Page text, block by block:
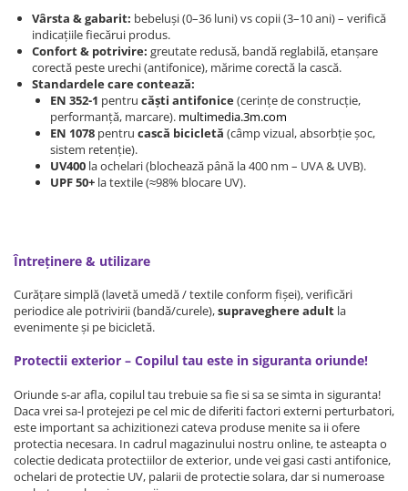
Palarii protectie UV
Accesorii plaja
Puericultura mare
Somnul bebelusului
Carucioare si scaune auto
Tarcuri copii / bebelusi
Scaune masa
Accesorii bebelusi / nou-nascuti
Perne si saltele bebelusi
Diversificare bebelusi
Maternitate
Jucarii copii si jocuri educative
Jucarii dentitie
Jocuri educative
Jucarii bebelusi
Vârsta & gabarit: bebeluși (0–36 luni) vs copii (3–10 ani) – verifică
indicațiile fiecărui produs.
Confort & potrivire: greutate redusă, bandă reglabilă, etanșare
corectă peste urechi (antifonice), mărime corectă la cască.
Standardele care contează:
EN 352-1 pentru căști antifonice(cerințe de construcție,
performanță, marcare). multimedia.3m.com
EN 1078 pentru cască bicicletă (câmp vizual, absorbție șoc,
sistem retenție).
UV400 la ochelari (blochează până la 400 nm – UVA & UVB).
UPF 50+ la textile (≈98% blocare UV).
Întreținere & utilizare
Curățare simplă (lavetă umedă / textile conform fișei), verificări
periodice ale potrivirii (bandă/curele),supraveghere adult la
evenimente și pe bicicletă.
Protectii exterior – Copilul tau este in siguranta oriunde!
Oriunde s-ar afla, copilul tau trebuie sa fie si sa se simta in siguranta!
Daca vrei sa-l protejezi pe cel mic de diferiti factori externi perturbatori,
este important sa achizitionezi cateva produse menite sa ii ofere
protectia necesara. In cadrul magazinului nostru online, te asteapta o
colectie dedicata protectiilor de exterior, unde vei gasi casti antifonice,
ochelari de protectie UV, palarii de protectie solara, dar si numeroase